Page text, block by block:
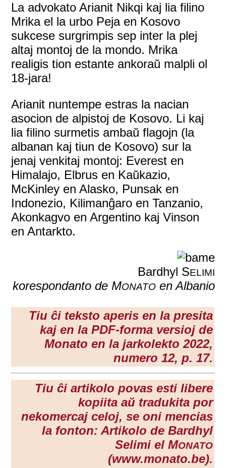
La advokato Arianit Nikqi kaj lia filino
Mrika el la urbo Peja en Kosovo
sukcese surgrimpis sep inter la plej
altaj montoj de la mondo. Mrika
realigis tion estante ankoraŭ malpli ol
18-jara!
Arianit nuntempe estras la nacian
asocion de alpistoj de Kosovo. Li kaj
lia filino surmetis ambaŭ flagojn (la
albanan kaj tiun de Kosovo) sur la
jenaj venkitaj montoj: Everest en
Himalajo, Elbrus en Kaŭkazio,
McKinley en Alasko, Punsak en
Indonezio, Kilimanĝaro en Tanzanio,
Akonkagvo en Argentino kaj Vinson
en Antarkto.
Bardhyl SELIMI
korespondanto de MONATOen Albanio
Tiu ĉi teksto aperis en la presita
kaj en la PDF-forma versioj de
Monato en lajarkolekto 2022,
numero 12, p. 17.
Tiu ĉi artikolo povas esti libere
kopiita aŭ tradukita por
nekomercaj celoj, se oni mencias
la fonton: Artikolo de Bardhyl
Selimi el MONATO
(www.monato.be).